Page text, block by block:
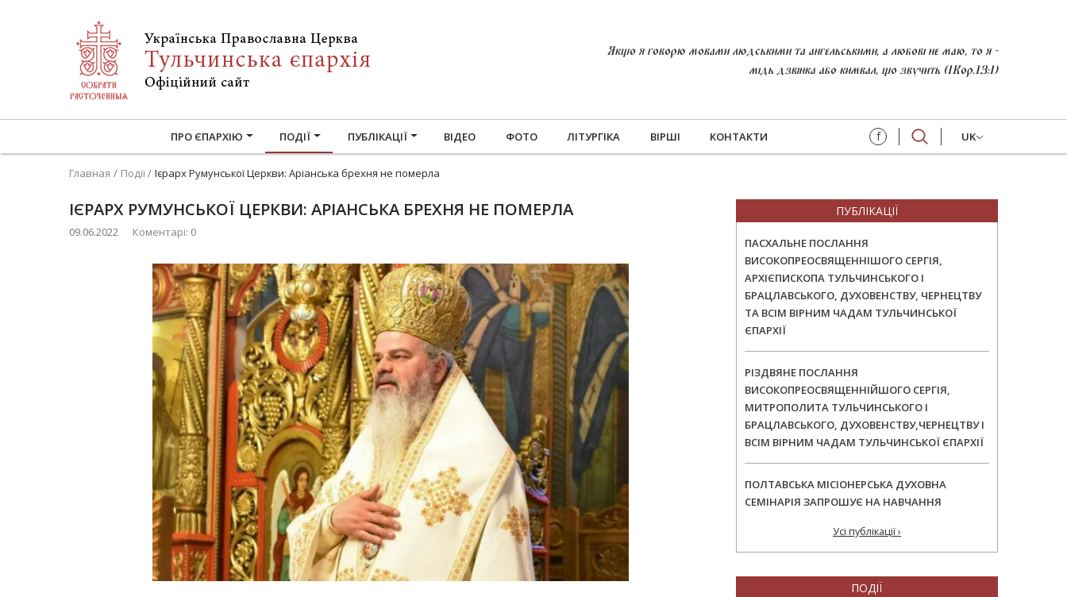
Якщо я говорю мовами людськими та ангельськими, а любові не маю, то я -
мідь дзвінка або кимвал, що звучить (1Кор.13:1)
ПРО ЄПАРХІЮ ПОДІЇ ПУБЛІКАЦІЇ ВІДЕО ФОТО ЛІТУРГІКА ВІРШІ КОНТАКТИ f UK
Главная Події Ієрарх Румунської Церкви: Аріанська брехня не померла
ІЄРАРХ РУМУНСЬКОЇ ЦЕРКВИ: АРІАНСЬКА БРЕХНЯ НЕ ПОМЕРЛА
09.06.2022 Коментарі: 0
ПУБЛІКАЦІЇ
ПАСХАЛЬНЕ ПОСЛАННЯ
ВИСОКОПРЕОСВЯЩЕННІШОГО СЕРГІЯ,
АРХІЄПИСКОПА ТУЛЬЧИНСЬКОГО І
БРАЦЛАВСЬКОГО, ДУХОВЕНСТВУ, ЧЕРНЕЦТВУ
ТА ВСІМ ВІРНИМ ЧАДАМ ТУЛЬЧИНСЬКОЇ
ЄПАРХІЇ
РІЗДВЯНЕ ПОСЛАННЯ
ВИСОКОПРЕОСВЯЩЕННІЙШОГО СЕРГІЯ,
МИТРОПОЛИТА ТУЛЬЧИНСЬКОГО І
БРАЦЛАВСЬКОГО, ДУХОВЕНСТВУ,ЧЕРНЕЦТВУ І
ВСІМ ВІРНИМ ЧАДАМ ТУЛЬЧИНСЬКОЇ ЄПАРХІЇ
ПОЛТАВСЬКА МІСІОНЕРСЬКА ДУХОВНА
СЕМІНАРІЯ ЗАПРОШУЄ НА НАВЧАННЯ
Усі публікації ›
ПОДІЇ